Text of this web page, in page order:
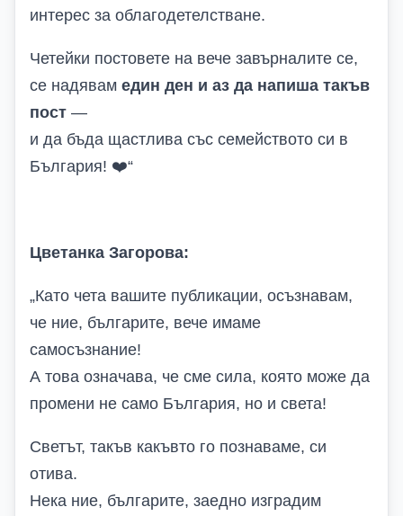
интерес за облагодетелстване.
Четейки постовете на вече завърналите се,
се надявам един ден и аз да напиша такъв
пост —
и да бъда щастлива със семейството си в
България! ❤️“
Цветанка Загорова:
„Като чета вашите публикации, осъзнавам,
че ние, българите, вече имаме
самосъзнание!
А това означава, че сме сила, която може да
промени не само България, но и света!
Светът, такъв какъвто го познаваме, си
отива.
Нека ние, българите, заедно изградим